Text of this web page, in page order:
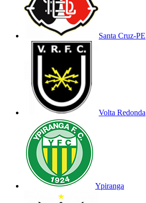
Santa Cruz-PE
Volta Redonda
Ypiranga